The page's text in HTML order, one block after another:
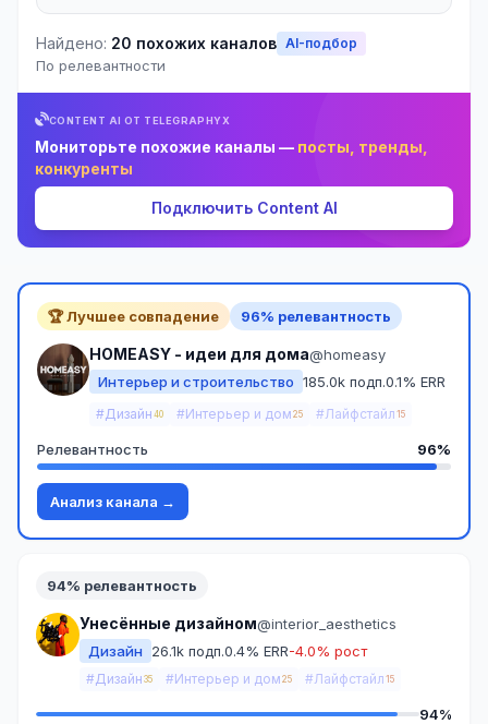
Найдено: 20 похожих каналов AI-подбор
По релевантности
CONTENT AI ОТ TELEGRAPHYX
Мониторьте похожие каналы — посты, тренды,
конкуренты
Подключить Content AI
🏆 Лучшее совпадение 96% релевантность
HOMEASY - идеи для дома@homeasy
Интерьер и строительство 185.0k подп.0.1% ERR
#Дизайн 40 #Интерьер и дом 25 #Лайфстайл 15
Релевантность 96%
Анализ канала →
94% релевантность
Унесённые дизайном@interior_aesthetics
Дизайн
26.1k подп.0.4% ERR-4.0% рост
#Дизайн 35 #Интерьер и дом 25 #Лайфстайл 15
94%